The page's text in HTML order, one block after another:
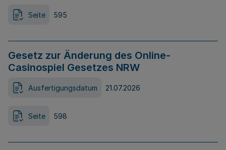
Seite 595
Gesetz zur Änderung des Online-
Casinospiel Gesetzes NRW
Ausfertigungsdatum 21.07.2026
Seite 598